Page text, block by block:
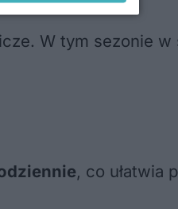
W tym sezonie w
, co ułatwia